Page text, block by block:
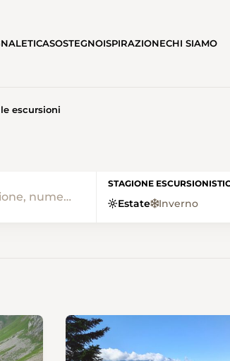
SOSTEGNOISPIRAZIONECHI SIAMO
escursioni
STAGIONE
Estate Inverno